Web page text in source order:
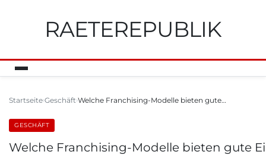
RAETEREPUBLIK
Startseite Geschäft Welche Franchising-Modelle bieten gute…
GESCHÄFT
Welche Franchising-Modelle bieten gute